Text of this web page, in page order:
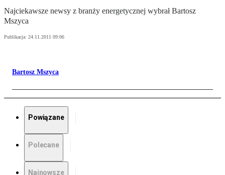
Najciekawsze newsy z branży energetycznej wybrał Bartosz
Mszyca
Publikacja: 24.11.2011 09:06
Bartosz Mszyca
Powiązane
Polecane
Najnowsze